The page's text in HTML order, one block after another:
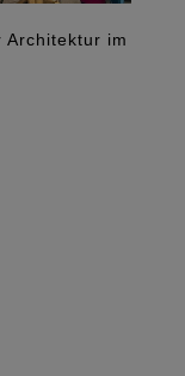
Architektur im